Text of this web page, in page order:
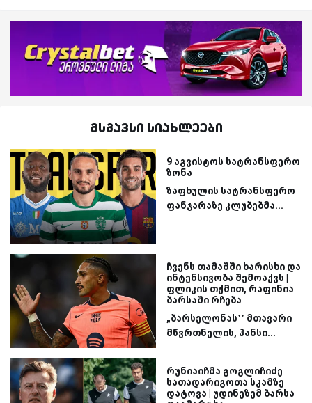
მსგავსი სიახლეები
9 აგვისტოს სატრანსფერო
ზონა
ზაფხულის სატრანსფერო
ფანჯარაზე კლუბებმა...
ჩვენს თამაშში ხარისხი და
ინტენსივობა შემოაქვს |
ფლიკის თქმით, რაფინია
ბარსაში რჩება
„ბარსელონას’’ მთავარი
მწვრთნელის, ჰანსი...
რუნიაიჩმა გოგლიჩიძე
სათადარიგოთა სკამზე
დატოვა | უდინეზემ ბარსა